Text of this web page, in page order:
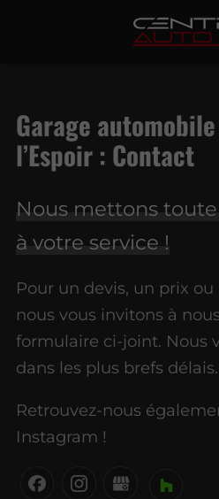
Garage
l’Espoir : Contact
Nous mettons
à votre service !
Pour un devis, un prix
nous vous invitons à
formulaire ci-joint. Nous
dans les plus brefs délais.
Retrouvez-nous
Instagram !